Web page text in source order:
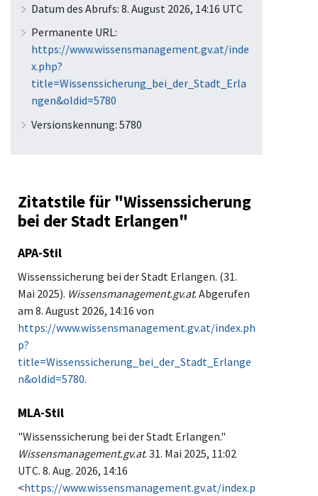
Datum des Abrufs: 8. August 2026, 14:16 UTC
Permanente URL:
https://www.wissensmanagement.gv.at/inde
x.php?
title=Wissenssicherung_bei_der_Stadt_Erla
ngen&oldid=5780
Versionskennung: 5780
Zitatstile für "Wissenssicherung
bei der Stadt Erlangen"
APA-Stil
Wissenssicherung bei der Stadt Erlangen. (31.
Mai 2025). Wissensmanagement.gv.at. Abgerufen
am 8. August 2026, 14:16 von
https://www.wissensmanagement.gv.at/index.ph
p?
title=Wissenssicherung_bei_der_Stadt_Erlange
n&oldid=5780.
MLA-Stil
"Wissenssicherung bei der Stadt Erlangen."
Wissensmanagement.gv.at. 31. Mai 2025, 11:02
UTC. 8. Aug. 2026, 14:16
<https://www.wissensmanagement.gv.at/index.p